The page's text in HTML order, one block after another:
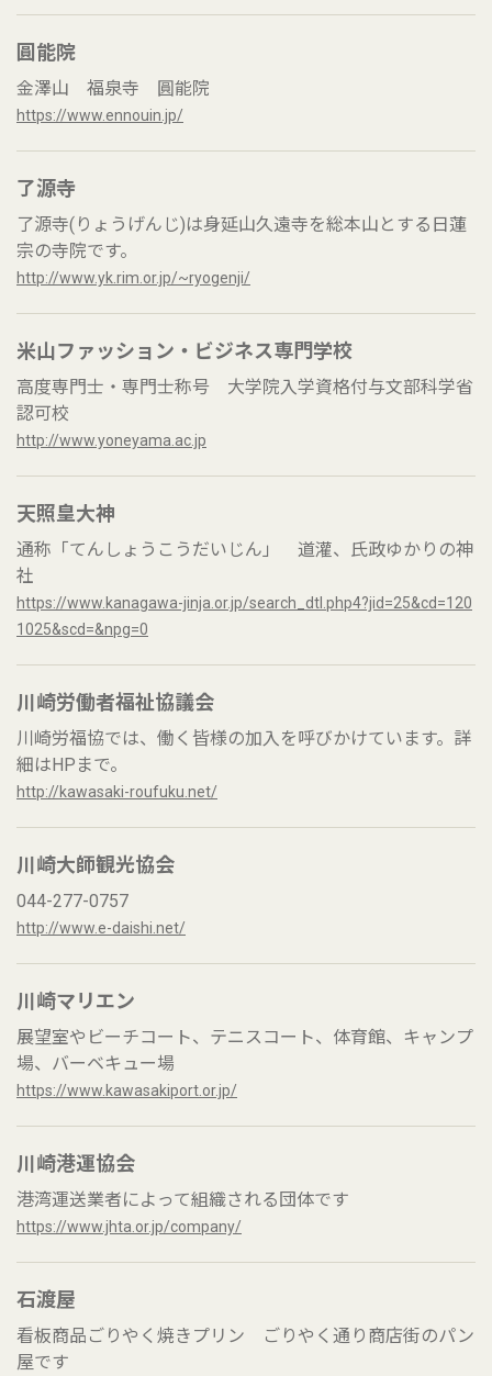
圓能院
金澤山 福泉寺 圓能院
https://www.ennouin.jp/
了源寺
了源寺(りょうげんじ)は身延山久遠寺を総本山とする日蓮
宗の寺院です。
http://www.yk.rim.or.jp/~ryogenji/
米山ファッション・ビジネス専門学校
高度専門士・専門士称号 大学院入学資格付与文部科学省
認可校
http://www.yoneyama.ac.jp
天照皇大神
通称「てんしょうこうだいじん」 道灌、氏政ゆかりの神
社
https://www.kanagawa-jinja.or.jp/search_dtl.php4?jid=25&cd=120
1025&scd=&npg=0
川崎労働者福祉協議会
川崎労福協では、働く皆様の加入を呼びかけています。詳
細はHPまで。
http://kawasaki-roufuku.net/
川崎大師観光協会
044-277-0757
http://www.e-daishi.net/
川崎マリエン
展望室やビーチコート、テニスコート、体育館、キャンプ
場、バーベキュー場
https://www.kawasakiport.or.jp/
川崎港運協会
港湾運送業者によって組織される団体です
https://www.jhta.or.jp/company/
石渡屋
看板商品ごりやく焼きプリン ごりやく通り商店街のパン
屋です